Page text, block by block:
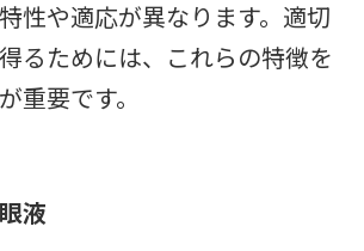
性や適応が異なります。適切
るためには、これらの特徴を
重要です。
液